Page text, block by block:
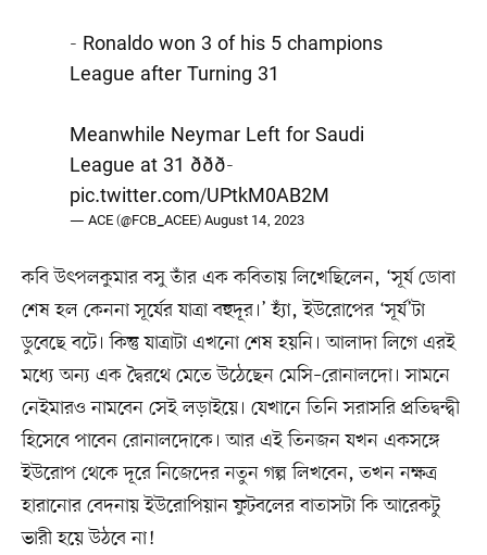
- Ronaldo won 3 of his 5 champions
League after Turning 31
Meanwhile Neymar Left for Saudi
League at 31 ð­ð­ð­
pic.twitter.com/UPtkM0AB2M
— ACE (@FCB_ACEE)August 14, 2023
কবি উৎপলকুমার বসু তাঁর এক কবিতায় লিখেছিলেন, ‘সূর্য ডোবা
শেষ হল কেননা সূর্যের যাত্রা বহুদূর।’ হ্যাঁ, ইউরোপের ‘সূর্য’টা
ডুবেছে বটে। কিন্তু যাত্রাটা এখনো শেষ হয়নি। আলাদা লিগে এরই
মধ্যে অন্য এক দ্বৈরথে মেতে উঠেছেন মেসি–রোনালদো। সামনে
নেইমারও নামবেন সেই লড়াইয়ে। যেখানে তিনি সরাসরি প্রতিদ্বন্দ্বী
হিসেবে পাবেন রোনালদোকে। আর এই তিনজন যখন একসঙ্গে
ইউরোপ থেকে দূরে নিজেদের নতুন গল্প লিখবেন, তখন নক্ষত্র
হারানোর বেদনায় ইউরোপিয়ান ফুটবলের বাতাসটা কি আরেকটু
ভারী হয়ে উঠবে না!